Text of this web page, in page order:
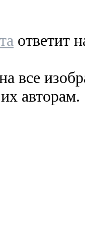
ответит
все
авторам.